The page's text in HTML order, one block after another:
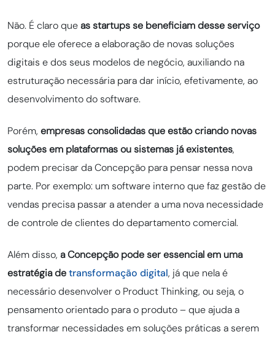
Não. É claro queas startups se beneficiam desse serviço
porque ele oferece a elaboração de novas soluções
digitais e dos seus modelos de negócio, auxiliando na
estruturação necessária para dar início, efetivamente, ao
desenvolvimento do software.
Porém, empresas consolidadas que estão criando novas
soluções em plataformas ou sistemas já existentes,
podem precisar da Concepção para pensar nessa nova
parte. Por exemplo: um software interno que faz gestão de
vendas precisa passar a atender a uma nova necessidade
de controle de clientes do departamento comercial.
Além disso, a Concepção pode ser essencial em uma
estratégia detransformação digital, já que nela é
necessário desenvolver o Product Thinking, ou seja, o
pensamento orientado para o produto – que ajuda a
transformar necessidades em soluções práticas a serem